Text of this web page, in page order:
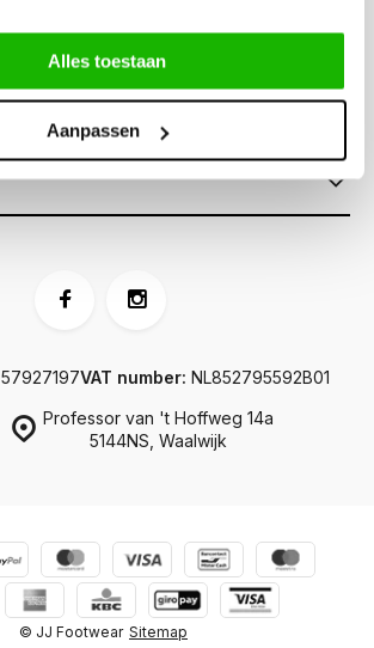
Alles toestaan
Aanpassen
Professor van 't Hoffweg 14a
5144NS, Waalwijk
57927197VAT number: NL852795592B01
© JJ Footwear Sitemap